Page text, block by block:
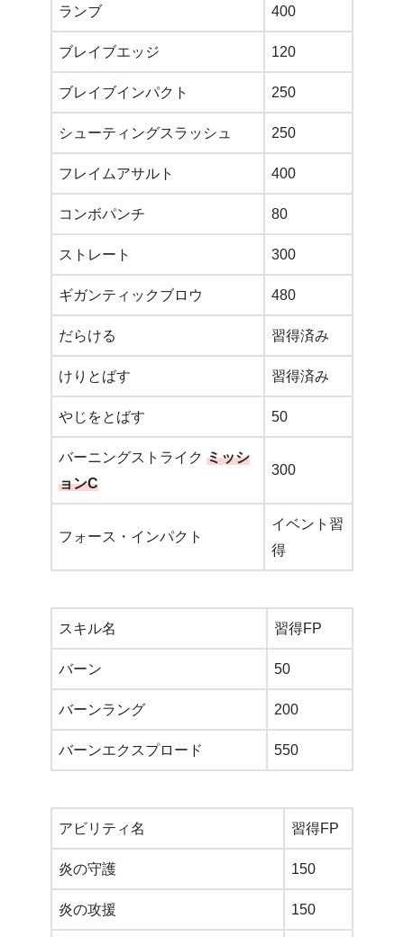
ランブ 400
ブレイブエッジ 120
ブレイブインパクト 250
シューティングスラッシュ 250
フレイムアサルト 400
コンボパンチ 80
ストレート 300
ギガンティックブロウ 480
だらける 習得済み
けりとばす 習得済み
やじをとばす 50
バーニングストライク ミッシ
ョンC
300
フォース・インパクト
イベント習
得
スキル名 習得FP
バーン 50
バーンラング 200
バーンエクスプロード 550
アビリティ名 習得FP
炎の守護 150
炎の攻援 150